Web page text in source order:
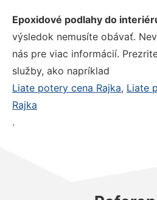
Epoxidové podlahy do
výsledok nemusíte obávať.
nás pre viac informácií.
služby, ako napríklad
Liate potery cena Rajka, Liate
Rajka
.